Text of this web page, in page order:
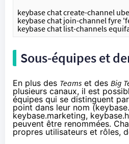
keybase chat create-channel
keybase chat join-channel fyre
keybase chat list-channels
Sous-équipes et
En plus des Teams et des Big
plusieurs canaux, il est
équipes qui se distinguent
point dans leur nom
keybase.marketing,
peuvent être renommées.
propres utilisateurs et rôles,